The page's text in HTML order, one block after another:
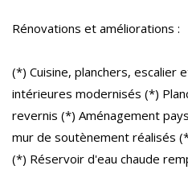
Rénovations et améliorations :
(*) Cuisine, planchers, escalier
intérieures modernisés (*)
revernis (*) Aménagement
mur de soutènement réalisés
(*) Réservoir d'eau chaude